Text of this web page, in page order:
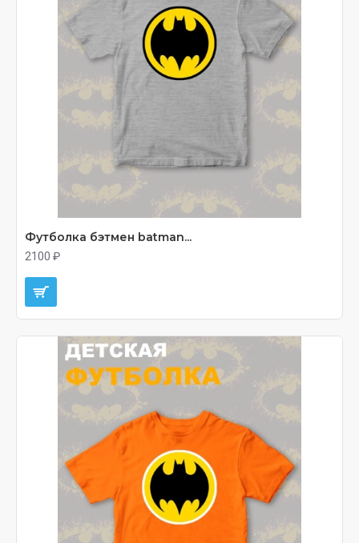
Футболка бэтмен batman...
2100 ₽